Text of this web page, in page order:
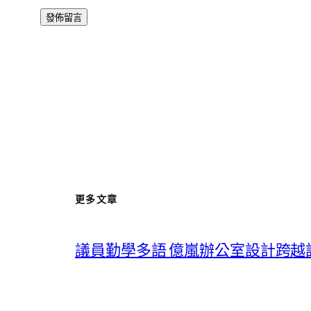
更多文章
議員勤學多語 億嵐辦公室設計跨